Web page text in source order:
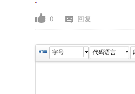
0 回复
字号 代码语言